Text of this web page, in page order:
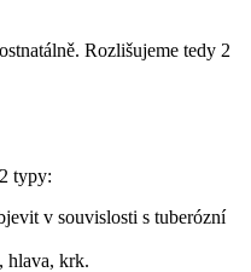
Rozlišujeme tedy 2
typy:
v souvislosti s tuberózní
hlava, krk.